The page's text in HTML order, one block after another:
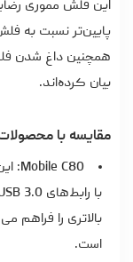
این فلش مموری
همچنین داغ شدن
بیان کرده‌اند.
مقایسه با
بالاتری را فراهم
است.